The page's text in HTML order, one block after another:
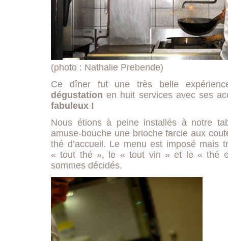
(photo : Nathalie Prebende)
Ce dîner fut une très belle
dégustation en huit services avec ses
fabuleux !
Nous étions à peine installés à notre
amuse-bouche une brioche farcie aux
thé d’accueil. Le menu est imposé mais
« tout thé », le « tout vin » et le « thé
sommes décidés.